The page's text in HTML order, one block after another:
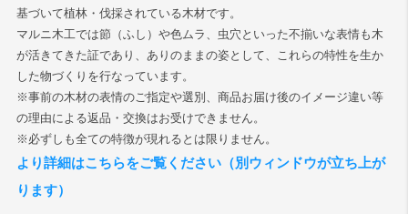
基づいて植林・伐採されている木材です。
マルニ木工では節（ふし）や色ムラ、虫穴といった不揃いな表情も木
が活きてきた証であり、ありのままの姿として、これらの特性を生か
した物づくりを行なっています。
※事前の木材の表情のご指定や選別、商品お届け後のイメージ違い等
の理由による返品・交換はお受けできません。
※必ずしも全ての特徴が現れるとは限りません。
より詳細はこちらをご覧ください（別ウィンドウが立ち上が
ります）